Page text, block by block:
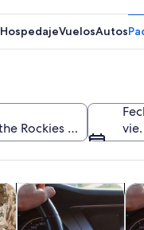
HospedajeVuelosAutos
crucerosSe abrirá en
Tours privados y